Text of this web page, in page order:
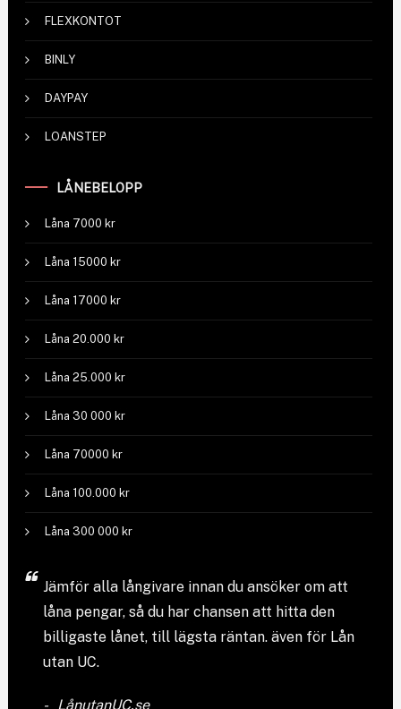
FLEXKONTOT
BINLY
DAYPAY
LOANSTEP
LÅNEBELOPP
Låna 7000 kr
Låna 15000 kr
Låna 17000 kr
Låna 20.000 kr
Låna 25.000 kr
Låna 30 000 kr
Låna 70000 kr
Låna 100.000 kr
Låna 300 000 kr
Jämför alla långivareinnan du ansöker om att
låna pengar, så du har chansen att hitta den
billigaste lånet, till lägsta räntan. även för Lån
utan UC.
LånutanUC.se